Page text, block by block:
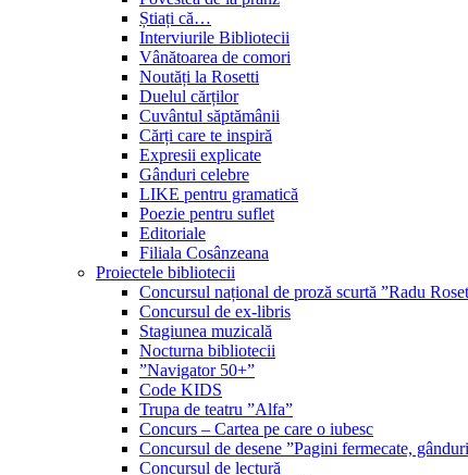
Știați că…
Interviurile Bibliotecii
Vânătoarea de comori
Noutăți la Rosetti
Duelul cărților
Cuvântul săptămânii
Cărți care te inspiră
Expresii explicate
Gânduri celebre
LIKE pentru gramatică
Poezie pentru suflet
Editoriale
Filiala Cosânzeana
Proiectele bibliotecii
Concursul național de proză scurtă ”Radu
Concursul de ex-libris
Stagiunea muzicală
Nocturna bibliotecii
”Navigator 50+”
Code KIDS
Trupa de teatru ”Alfa”
Concurs – Cartea pe care o iubesc
Concursul de desene ”Pagini fermecate,
Concursul de lectură